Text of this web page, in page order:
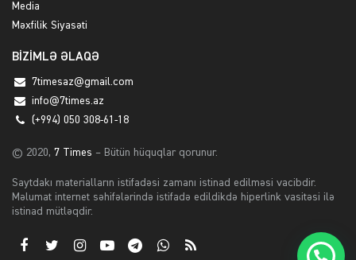
Media
Məxfilik Siyasəti
BİZİMLƏ ƏLAQƏ
7timesaz@gmail.com
info@7times.az
(+994) 050 308-61-18
© 2020, 7 Times – Bütün hüquqlar qorunur.
Saytdakı materialların istifadəsi zamanı istinad edilməsi vacibdir.
Məlumat internet səhifələrində istifadə edildikdə hiperlink vasitəsi ilə
istinad mütləqdir.